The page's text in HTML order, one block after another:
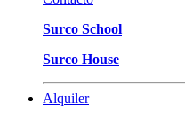
Surco School
Surco House
Alquiler